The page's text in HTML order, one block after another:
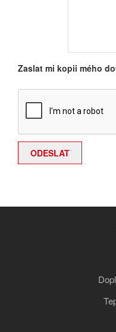
Zaslat mi kopii mého